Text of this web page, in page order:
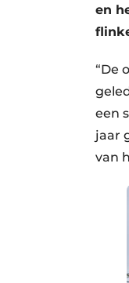
en
“De
een
jaar
van